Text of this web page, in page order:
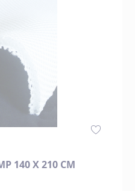
140 X 210 CM